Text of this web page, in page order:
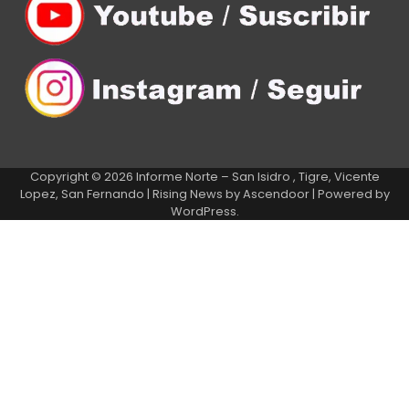
Copyright © 2026 Informe Norte – San Isidro , Tigre, Vicente
Lopez, San Fernando | Rising News byAscendoor| Powered by
WordPress.